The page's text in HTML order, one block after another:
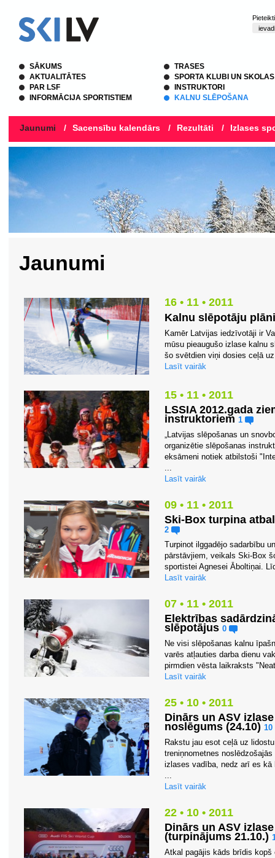
SĀKUMS
AKTUALITĀTES
PAR LSF
INFORMĀCIJA SPORTISTIEM
TRASES
SPORTA KLUBI UN SKOLAS
INSTRUKTORI
KALNU SLĒPOŠANA
Jaunumi / Sacensību kalendārs / Rezultāti / Izlases
Jaunumi
16 • 11 • 2011
Kalnu slēpotāju
Kamēr Latvijas iedzīvotāji ir
mūsu pieaugušo izlase kalnu
šo svētdien viņi dosies ceļā
Lasīt vairāk
15 • 11 • 2011
LSSIA 2012.gada
instruktoriem 1
„Latvijas slēpošanas un
organizētie slēpošanas
eksāmeni notiek atbilstoši
...
Lasīt vairāk
09 • 11 • 2011
Ski-Box turpina
2
Turpinot ilggadējo sadarbību
pārstāvjiem, veikals Ski-Box
sportistei Agnesei Āboltiņai.
Lasīt vairāk
07 • 11 • 2011
Elektrības
slēpotājus 0
Ne visi slēpošanas kalnu
varēs atļauties darba dienu
pirmdien vēsta laikraksts
Lasīt vairāk
25 • 10 • 2011
Dinārs un ASV
noslēgums (24.10) 10
Rakstu jau esot ceļā uz
treniņnometnes
izlases vadība, nedz arī es kā
...
Lasīt vairāk
22 • 10 • 2011
Dinārs un ASV
(turpinājums 21.10.)
Atkal pagājis kāds brīdis